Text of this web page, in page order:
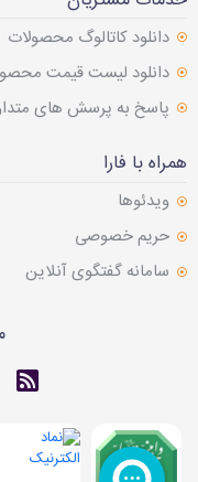
دانلود کاتالوگ محصولات
دانلود لیست قیمت
پاسخ به پرسش های
همراه با فارا
ویدئوها
حریم خصوصی
سامانه گفتگوی آنلاین
RSS